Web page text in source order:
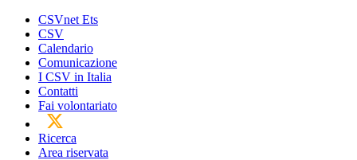
CSVnet Ets
CSV
Calendario
Comunicazione
I CSV in Italia
Contatti
Fai volontariato
Ricerca
Area riservata